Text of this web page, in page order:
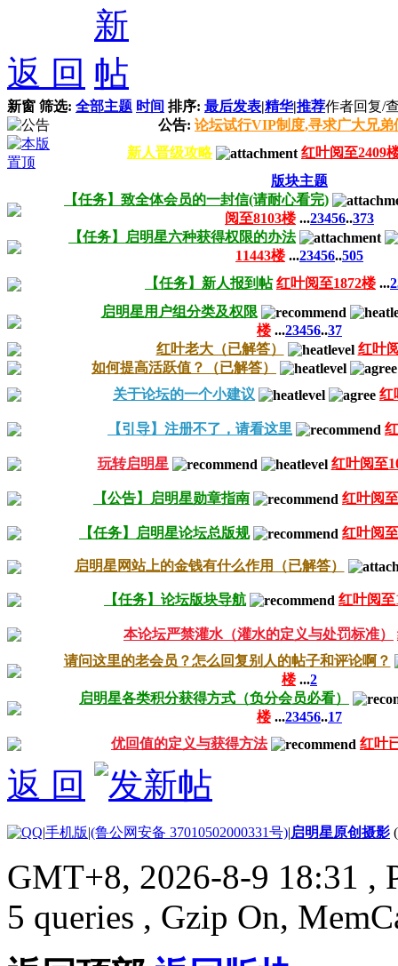
返 回
新窗 筛选: 全部主题 时间 排序: 最后发表|精华|推荐作者回复/
公告: 论坛试行VIP制度,寻求广大兄弟
新人晋级攻略
红叶阅至2409
版块主题
【任务】致全体会员的一封信(请耐心看完)
阅至8103楼...23456..373
【任务】启明星六种获得权限的办法
11443楼...23456..505
【任务】新人报到帖 红叶阅至1872楼...2
启明星用户组分类及权限
楼...23456..37
红叶老大（已解答）
红叶
如何提高活跃值？（已解答）
关于论坛的一个小建议
红
【引导】注册不了，请看这里
玩转启明星 红叶阅至
【公告】启明星勋章指南 红叶阅
【任务】启明星论坛总版规 红叶阅
启明星网站上的金钱有什么作用（已解答）
【任务】论坛版块导航 红叶阅至
本论坛严禁灌水（灌水的定义与处罚标准）
请问这里的老会员？怎么回复别人的帖子和评论啊？
楼...2
启明星各类积分获得方式（负分会员必看）
楼...23456..17
优回值的定义与获得方法
红叶
返 回
|手机版|(鲁公网安备 37010502000331号)|启明星原创摄影
GMT+8, 2026-8-9 18:31 ,
5 queries , Gzip On,